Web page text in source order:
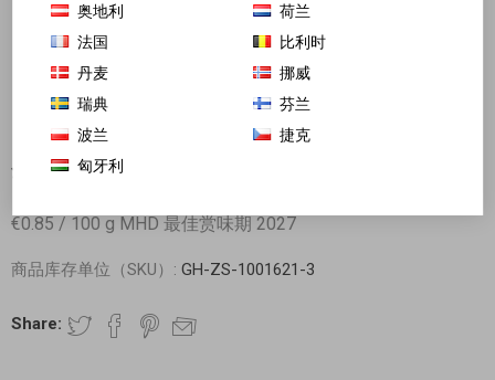
金百合 精选红豆 家庭装 1kg (红小豆)
€0.85 / 100 g MHD 最佳赏味期 2027
商品库存单位（SKU）: GH-ZS-1001621-3
Share:
奥地利
荷兰
法国
比利时
丹麦
挪威
瑞典
芬兰
波兰
捷克
匈牙利